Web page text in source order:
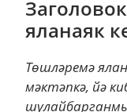
яланаяк
Төшләремә
мәктәпкә, йә